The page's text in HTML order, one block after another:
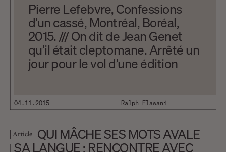
Pierre Lefebvre, Confessions
d’un cassé, Montréal, Boréal,
2015. /// On dit de Jean Genet
qu’il était cleptomane. Arrêté un
jour pour le vol d’une édition
lorsqu’interrogé par un juge sur
du Journal du voleur répondit :
« J’en ignorais le prix, Monsieur le
04.11.2015 Ralph Elawani
Article
QUI MÂCHE SES MOTS AVALE
SA LANGUE : RENCONTRE AVEC